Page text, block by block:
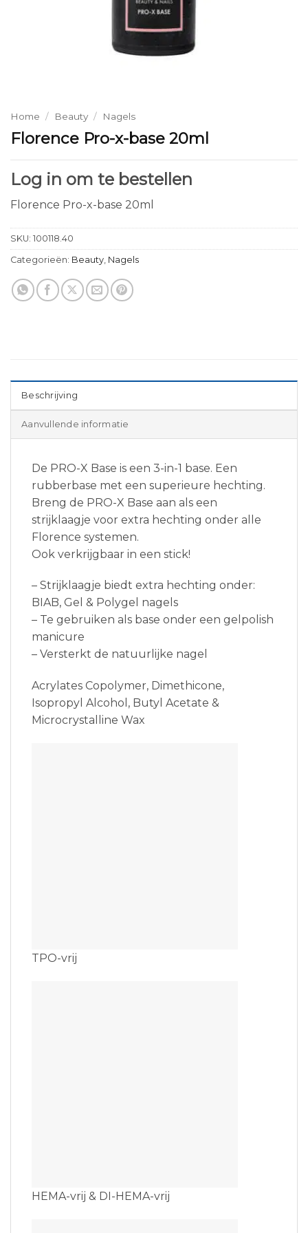
Home / Beauty / Nagels
Florence Pro-x-base 20ml
Log in om te bestellen
Florence Pro-x-base 20ml
SKU: 100118.40
Categorieën: Beauty Nagels
Beschrijving
Aanvullende informatie
De PRO-X Base is een 3-in-1 base. Een
rubberbase met een superieure hechting.
Breng de PRO-X Base aan als een
strijklaagje voor extra hechting onder alle
Florence systemen.
Ook verkrijgbaar in een stick!
– Strijklaagje biedt extra hechting onder:
BIAB, Gel & Polygel nagels
– Te gebruiken als base onder een gelpolish
manicure
– Versterkt de natuurlijke nagel
Acrylates Copolymer, Dimethicone,
Isopropyl Alcohol, Butyl Acetate &
Microcrystalline Wax
TPO-vrij
HEMA-vrij & DI-HEMA-vrij